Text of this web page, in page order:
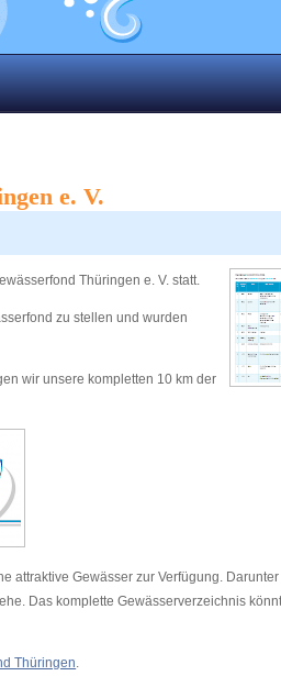
e. V.
Thüringen e. V. statt.
zu stellen und wurden
wir unsere kompletten 10 km der
attraktive Gewässer zur Verfügung.
Das komplette Gewässerverzeichnis
Thüringen